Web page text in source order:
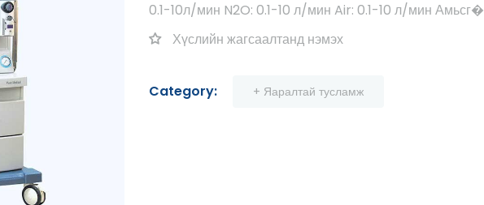
0.1-10л/мин N2O: 0.1-10 л/мин Air: 0.1-10 л/мин Амьсг�
Хүслийн жагсаалтанд нэмэх
Category: + Яаралтай тусламж